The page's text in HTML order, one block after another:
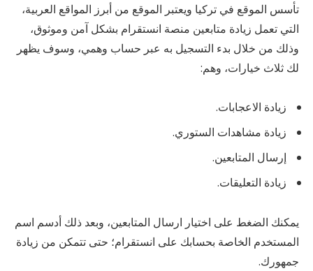
تأسس الموقع في تركيا ويعتبر الموقع من أبرز المواقع العربية،
التي تعمل زيادة متابعين منصة انستقرام بشكل آمن وموثوق،
وذلك من خلال بدء التسجيل به عبر حساب وهمي، وسوف يظهر
لك ثلاث خيارات، وهم:
زيادة الاعجابات.
زيادة مشاهدات الستوري.
إرسال المتابعين.
زيادة التعليقات.
يمكنك الضغط على اختيار ارسال المتابعين، وبعد ذلك أدسم اسم
المستخدم الخاصة بحسابك على انستقرام؛ حتى تتمكن من زيادة
جمهورك.